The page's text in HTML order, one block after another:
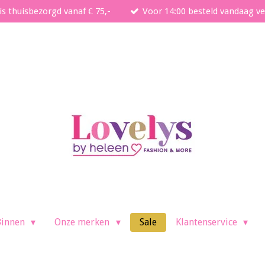
thuisbezorgd vanaf € 75,- Voor 14:00 besteld vandaag
Onze merken Sale Klantenservice